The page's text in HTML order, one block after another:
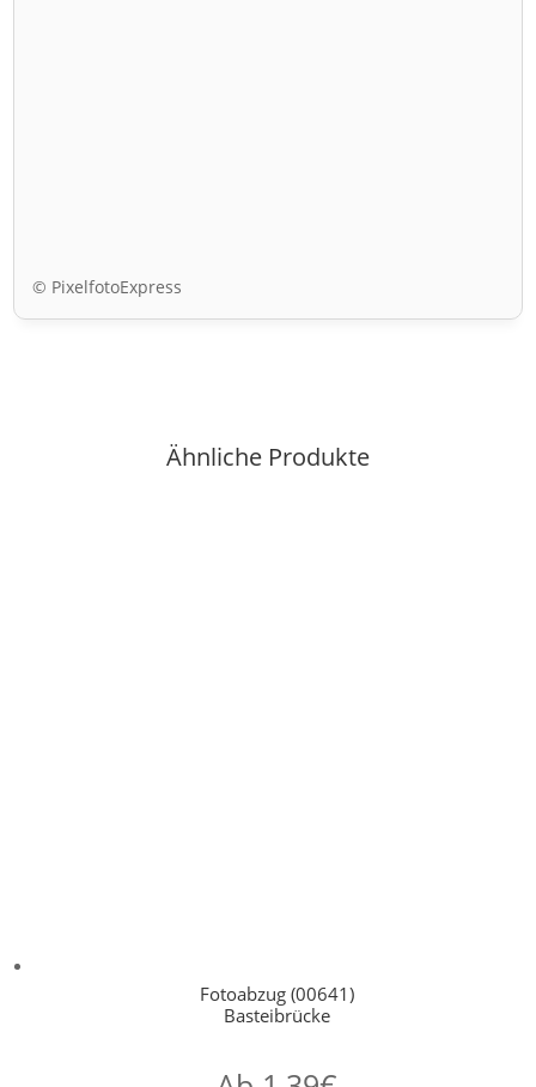
© PixelfotoExpress
Ähnliche Produkte
Fotoabzug (00641)
Basteibrücke